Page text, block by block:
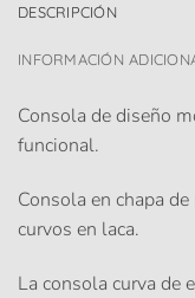
DESCRIPCIÓN
INFORMACIÓN
Consola de diseño
funcional.
Consola en chapa
curvos en laca.
La consola curva de